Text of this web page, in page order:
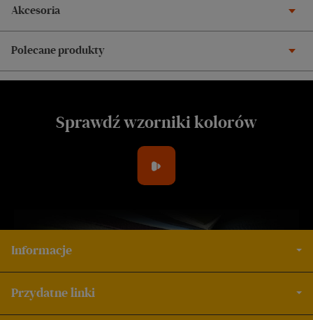
Akcesoria
Polecane produkty
Sprawdź wzorniki kolorów
Informacje
Przydatne linki